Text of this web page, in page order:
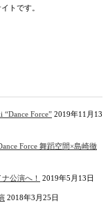
トです。
“Dance Force” 2019年11月13
Force 舞蹈空間×島崎徹
公演へ！ 2019年5月13日
2018年3月25日